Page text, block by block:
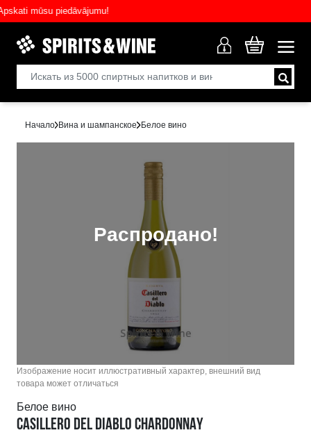
mūsu piedāvājumu!
Начало Вина и шампанское Белое вино
Распродано!
Изображение носит иллюстративный характер, внешний вид
товара может отличаться
Белое вино
CASILLERO DEL DIABLO CHARDONNAY